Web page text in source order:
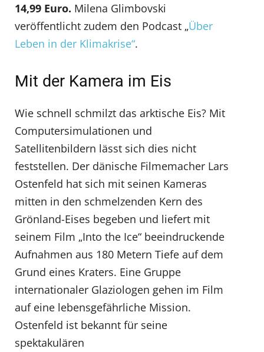
14,99 Euro. Milena Glimbovski
veröffentlicht zudem den Podcast „Über
Leben in der Klimakrise“.
Mit der Kamera im Eis
Wie schnell schmilzt das arktische Eis? Mit
Computersimulationen und
Satellitenbildern lässt sich dies nicht
feststellen. Der dänische Filmemacher Lars
Ostenfeld hat sich mit seinen Kameras
mitten in den schmelzenden Kern des
Grönland-Eises begeben und liefert mit
seinem Film „Into the Ice“ beeindruckende
Aufnahmen aus 180 Metern Tiefe auf dem
Grund eines Kraters. Eine Gruppe
internationaler Glaziologen gehen im Film
auf eine lebensgefährliche Mission.
Ostenfeld ist bekannt für seine
spektakulären